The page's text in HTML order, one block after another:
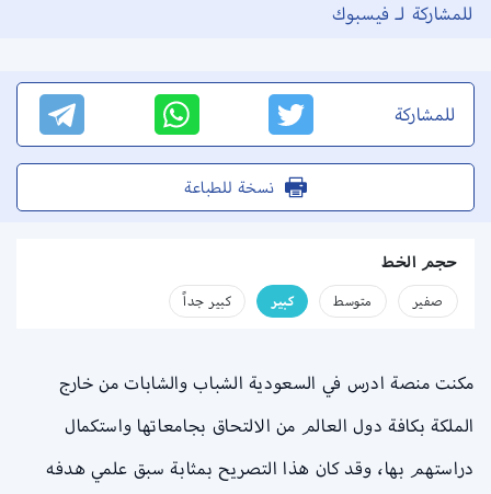
للمشاركة لـ فيسبوك
للمشاركة
نسخة للطباعة
حجم الخط
صفير متوسط كبير كبير جداً
مكنت منصة ادرس في السعودية الشباب والشابات من خارج
الملكة بكافة دول العالم من الالتحاق بجامعاتها واستكمال
دراستهم بها، وقد كان هذا التصريح بمثابة سبق علمي هدفه